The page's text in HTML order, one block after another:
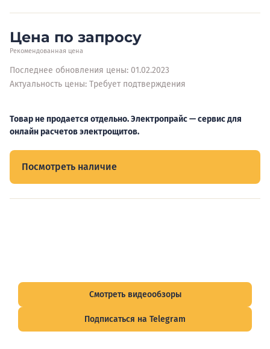
Цена по запросу
Рекомендованная цена
Последнее обновления цены: 01.02.2023
Актуальность цены: Требует подтверждения
Товар не продается отдельно. Электропрайс — сервис для
онлайн расчетов электрощитов.
Посмотреть наличие
Смотреть видеообзоры
Подписаться на Telegram